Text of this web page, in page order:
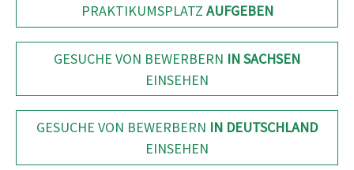
PRAKTIKUMSPLATZ AUFGEBEN
GESUCHE VON BEWERBERN IN SACHSEN
EINSEHEN
GESUCHE VON BEWERBERN IN DEUTSCHLAND
EINSEHEN